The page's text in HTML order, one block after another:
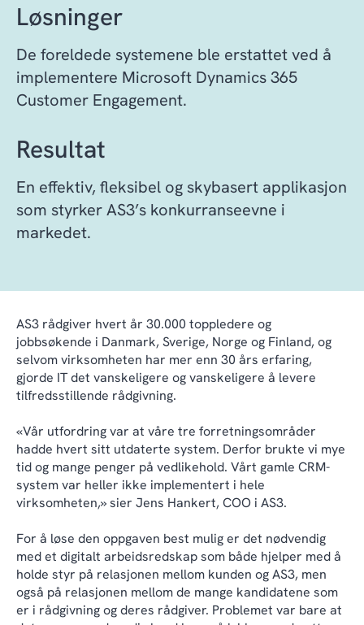
Løsninger
De foreldede systemene ble erstattet ved å
implementere Microsoft Dynamics 365
Customer Engagement.
Resultat
En effektiv, fleksibel og skybasert applikasjon
som styrker AS3’s konkurranseevne i
markedet.
AS3 rådgiver hvert år 30.000 toppledere og
jobbsøkende i Danmark, Sverige, Norge og Finland, og
selvom virksomheten har mer enn 30 års erfaring,
gjorde IT det vanskeligere og vanskeligere å levere
tilfredsstillende rådgivning.
«Vår utfordring var at våre tre forretningsområder
hadde hvert sitt utdaterte system. Derfor brukte vi mye
tid og mange penger på vedlikehold. Vårt gamle CRM-
system var heller ikke implementert i hele
virksomheten,» sier Jens Hankert, COO i AS3.
For å løse den oppgaven best mulig er det nødvendig
med et digitalt arbeidsredskap som både hjelper med å
holde styr på relasjonen mellom kunden og AS3, men
også på relasjonen mellom de mange kandidatene som
er i rådgivning og deres rådgiver. Problemet var bare at